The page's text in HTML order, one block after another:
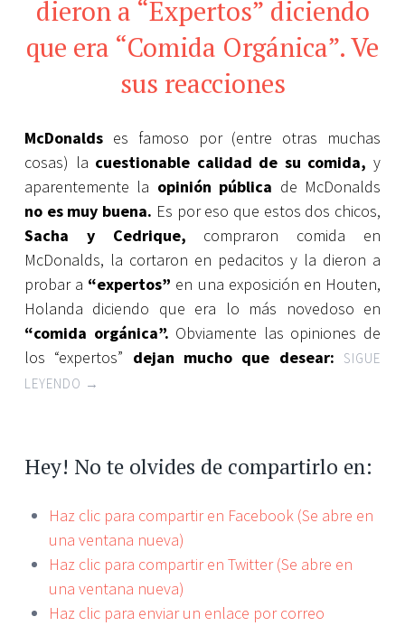
dieron a “Expertos” diciendo
que era “Comida Orgánica”. Ve
sus reacciones
McDonalds es famoso por (entre otras muchas
cosas) la cuestionable calidad de su comida, y
aparentemente la opinión pública de McDonalds
no es muy buena. Es por eso que estos dos chicos,
Sacha y Cedrique, compraron comida en
McDonalds, la cortaron en pedacitos y la dieron a
probar a “expertos” en una exposición en Houten,
Holanda diciendo que era lo más novedoso en
“comida orgánica”. Obviamente las opiniones de
los “expertos” dejan mucho que desear:
SIGUE
LEYENDO →
Hey! No te olvides de compartirlo en:
Haz clic para compartir en Facebook (Se abre en
una ventana nueva)
Haz clic para compartir en Twitter (Se abre en
una ventana nueva)
Haz clic para enviar un enlace por correo